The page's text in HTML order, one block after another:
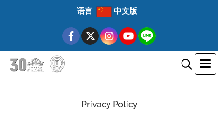
语言 中文版
Privacy Policy